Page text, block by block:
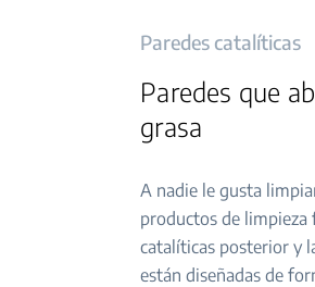
Paredes catalíticas
Paredes que
grasa
A nadie le gusta
productos de limpieza
catalíticas posterior y
están diseñadas de